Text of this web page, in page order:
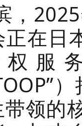
，
正在日
权服
领的